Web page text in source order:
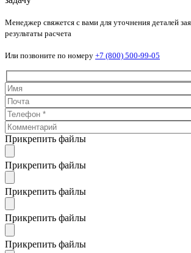
Менеджер свяжется с вами для уточнения деталей
результаты расчета
Или позвоните по номеру +7 (800) 500-99-05
Прикрепить файлы
Прикрепить файлы
Прикрепить файлы
Прикрепить файлы
Прикрепить файлы